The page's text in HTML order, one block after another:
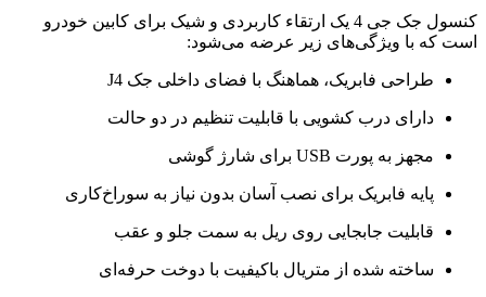
کنسول جک جی 4 یک ارتقاء کاربردی و شیک برای کابین خودرو
است که با ویژگی‌های زیر عرضه می‌شود:
طراحی فابریک، هماهنگ با فضای داخلی جک J4
دارای درب کشویی با قابلیت تنظیم در دو حالت
مجهز به پورت USB برای شارژ گوشی
پایه فابریک برای نصب آسان بدون نیاز به سوراخ‌کاری
قابلیت جابجایی روی ریل به سمت جلو و عقب
ساخته شده از متریال باکیفیت با دوخت حرفه‌ای